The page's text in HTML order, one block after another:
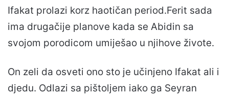
Ifakat prolazi korz haotičan period.Ferit sada
ima drugačije planove kada se Abidin sa
svojom porodicom umiješao u njihove živote.
On zeli da osveti ono sto je učinjeno Ifakat ali i
djedu. Odlazi sa pištoljem iako ga Seyran